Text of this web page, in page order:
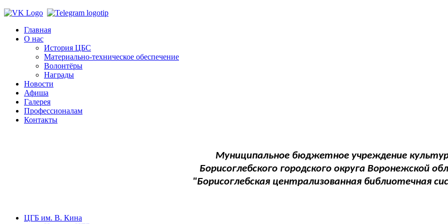
Главная
О нас
История ЦБС
Материально-техническое обеспечение
Волонтёры
Награды
Новости
Афиша
Галерея
Профессионалам
Контакты
Муниципальное бюджетное учреждение
Борисоглебского городского округа Воронежской
"Борисоглебская централизованная библиотечная
ЦГБ им. В. Кина